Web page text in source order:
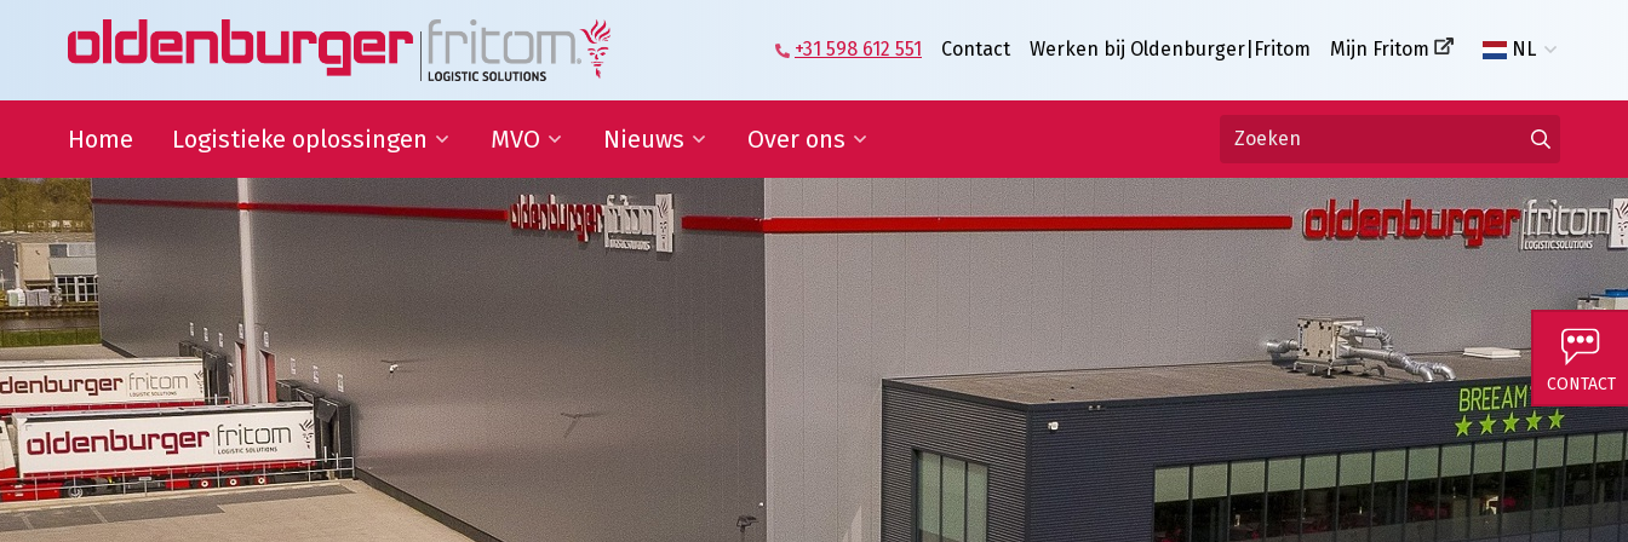
+31 598 612 551 Contact Werken bij Oldenburger|Fritom Mijn Fritom NL
Home Logistieke oplossingen
Transport
Warehousing
Supply Chain Management
Logistieke oplossingen
MVO
Duurzame
Ontwikkelingsdoelen
QHSE
Samenwerking onderwijs
Sportsponsoring en
partnerships
Goede doelen
Nieuws
Blog | Shaping the Future of
Logistics
Nieuwsbrief
In de media
Nieuws
Over ons
Directie en Management
Kennisorganisatie
Onze medewerkers
Partners over ons
Onze geschiedenis
Predicaat Hofleverancier
Awards Oldenburger|Fritom
Certificeringen
CONTACT